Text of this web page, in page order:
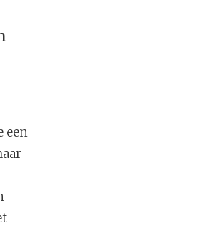
een